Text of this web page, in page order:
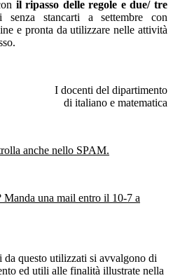
il ripasso delle regole e due/ tre
senza stancarti a settembre con
e pronta da utilizzare nelle attività
I docenti del dipartimento
di italiano e matematica
anche nello SPAM.
una mail entro il 10-7 a
questo utilizzati si avvalgono di
ed utili alle finalità illustrate nella